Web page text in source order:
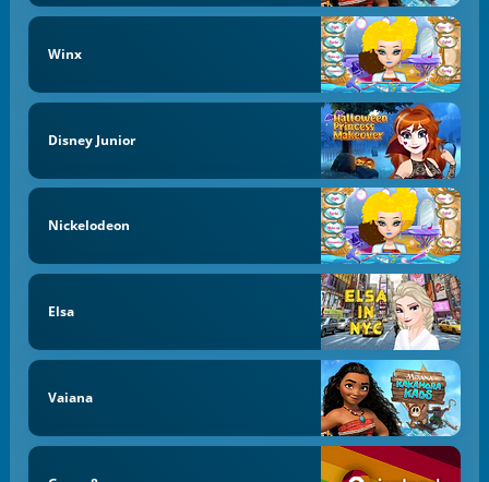
Winx
Disney Junior
Nickelodeon
Elsa
Vaiana